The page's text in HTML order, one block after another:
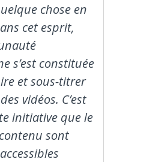
chose en
cet esprit,
s’est constituée
et sous-titrer
vidéos. C’est
initiative que le
sont